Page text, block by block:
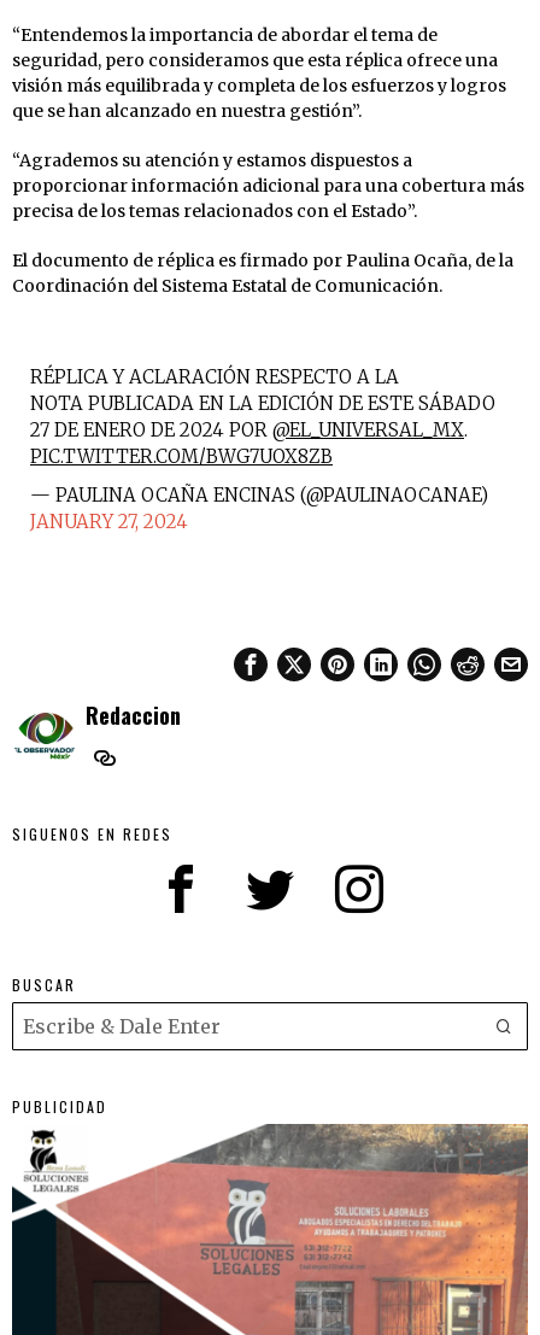
“Entendemos la importancia de abordar el tema de
seguridad, pero consideramos que esta réplica ofrece una
visión más equilibrada y completa de los esfuerzos y logros
que se han alcanzado en nuestra gestión”.
“Agrademos su atención y estamos dispuestos a
proporcionar información adicional para una cobertura más
precisa de los temas relacionados con el Estado”.
El documento de réplica es firmado por Paulina Ocaña, de la
Coordinación del Sistema Estatal de Comunicación.
RÉPLICA Y ACLARACIÓN RESPECTO A LA
NOTA PUBLICADA EN LA EDICIÓN DE ESTE SÁBADO
27 DE ENERO DE 2024 POR @EL_UNIVERSAL_MX.
PIC.TWITTER.COM/BWG7UOX8ZB
— PAULINA OCAÑA ENCINAS (@PAULINAOCANAE)
JANUARY 27, 2024
Redaccion
SIGUENOS EN REDES
BUSCAR
PUBLICIDAD